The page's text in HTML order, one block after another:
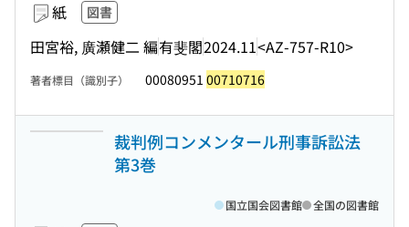
紙 図書
田宮裕, 廣瀬健二 編有斐閣2024.11<AZ-757-R10>
著者標目（識別子） 00080951 00710716
裁判例コンメンタール刑事訴訟法
第3巻
国立国会図書館 全国の図書館